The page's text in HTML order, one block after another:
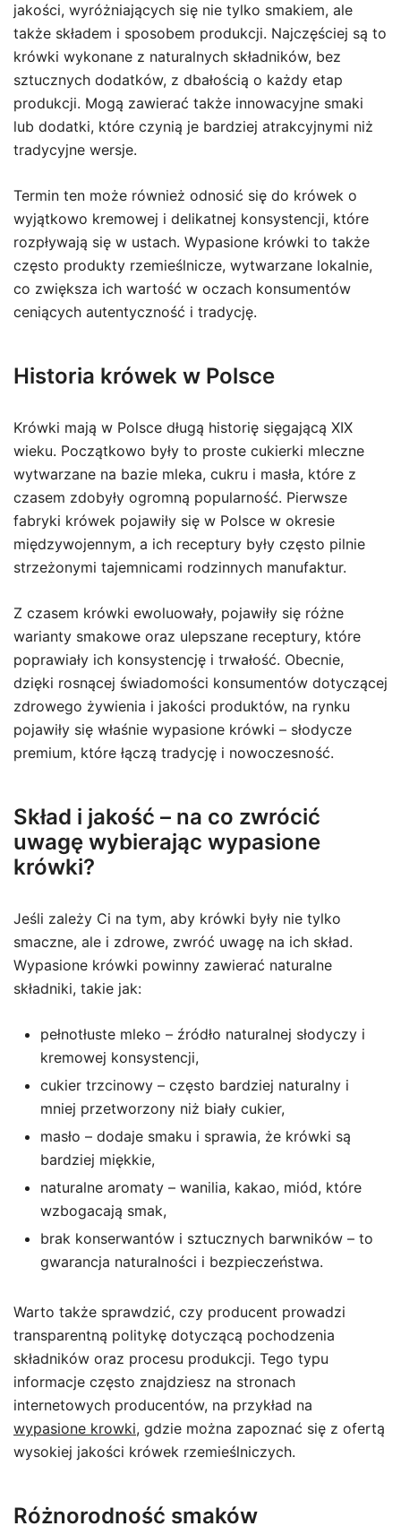
jakości, wyróżniających się nie tylko smakiem, ale
także składem i sposobem produkcji. Najczęściej są to
krówki wykonane z naturalnych składników, bez
sztucznych dodatków, z dbałością o każdy etap
produkcji. Mogą zawierać także innowacyjne smaki
lub dodatki, które czynią je bardziej atrakcyjnymi niż
tradycyjne wersje.
Termin ten może również odnosić się do krówek o
wyjątkowo kremowej i delikatnej konsystencji, które
rozpływają się w ustach. Wypasione krówki to także
często produkty rzemieślnicze, wytwarzane lokalnie,
co zwiększa ich wartość w oczach konsumentów
ceniących autentyczność i tradycję.
Historia krówek w Polsce
Krówki mają w Polsce długą historię sięgającą XIX
wieku. Początkowo były to proste cukierki mleczne
wytwarzane na bazie mleka, cukru i masła, które z
czasem zdobyły ogromną popularność. Pierwsze
fabryki krówek pojawiły się w Polsce w okresie
międzywojennym, a ich receptury były często pilnie
strzeżonymi tajemnicami rodzinnych manufaktur.
Z czasem krówki ewoluowały, pojawiły się różne
warianty smakowe oraz ulepszane receptury, które
poprawiały ich konsystencję i trwałość. Obecnie,
dzięki rosnącej świadomości konsumentów dotyczącej
zdrowego żywienia i jakości produktów, na rynku
pojawiły się właśnie wypasione krówki – słodycze
premium, które łączą tradycję i nowoczesność.
Skład i jakość – na co zwrócić
uwagę wybierając wypasione
krówki?
Jeśli zależy Ci na tym, aby krówki były nie tylko
smaczne, ale i zdrowe, zwróć uwagę na ich skład.
Wypasione krówki powinny zawierać naturalne
składniki, takie jak:
pełnotłuste mleko – źródło naturalnej słodyczy i
kremowej konsystencji,
cukier trzcinowy – często bardziej naturalny i
mniej przetworzony niż biały cukier,
masło – dodaje smaku i sprawia, że krówki są
bardziej miękkie,
naturalne aromaty – wanilia, kakao, miód, które
wzbogacają smak,
brak konserwantów i sztucznych barwników – to
gwarancja naturalności i bezpieczeństwa.
Warto także sprawdzić, czy producent prowadzi
transparentną politykę dotyczącą pochodzenia
składników oraz procesu produkcji. Tego typu
informacje często znajdziesz na stronach
internetowych producentów, na przykład na
wypasione krowki, gdzie można zapoznać się z ofertą
wysokiej jakości krówek rzemieślniczych.
Różnorodność smaków